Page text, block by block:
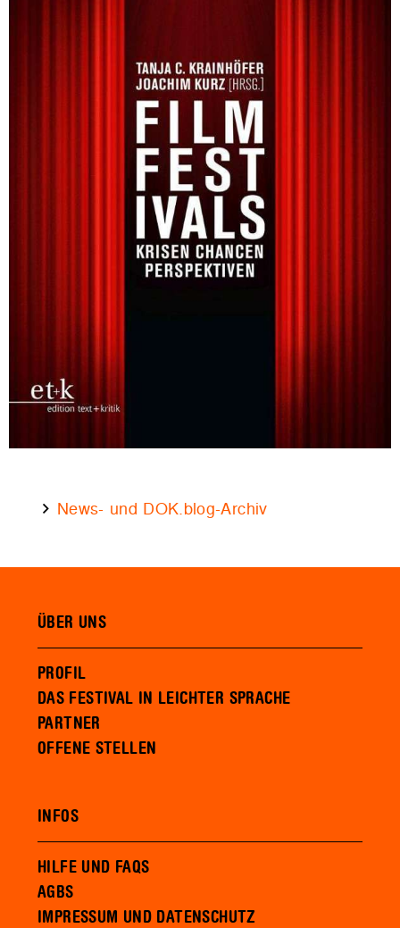
News- und DOK.blog-Archiv
ÜBER UNS
PROFIL
DAS FESTIVAL IN LEICHTER SPRACHE
PARTNER
OFFENE STELLEN
INFOS
HILFE UND FAQS
AGBS
IMPRESSUM UND DATENSCHUTZ